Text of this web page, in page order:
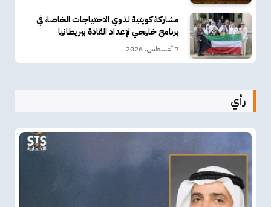
مشاركة كويتية لذوي الاحتياجات الخاصة في
برنامج خليجي لإعداد القادة ببريطانيا
7 أغسطس، 2026
رأي